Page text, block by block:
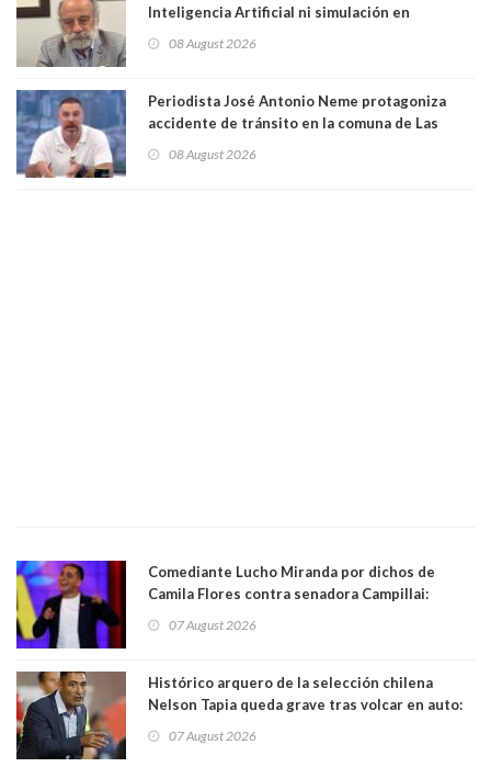
Inteligencia Artificial ni simulación en
Magister en Asentamientos Humanos PUC
08 August 2026
Periodista José Antonio Neme protagoniza
accidente de tránsito en la comuna de Las
08 August 2026
Comediante Lucho Miranda por dichos de
Camila Flores contra senadora Campillai:
forma de quitar dignidad"
07 August 2026
Histórico arquero de la selección chilena
Nelson Tapia queda grave tras volcar en auto:
07 August 2026